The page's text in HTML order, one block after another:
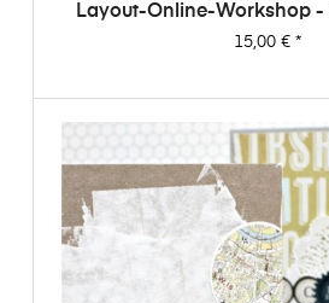
Layout-Online-Workshop -
Layouts Aus 7Preis
15,00 €*